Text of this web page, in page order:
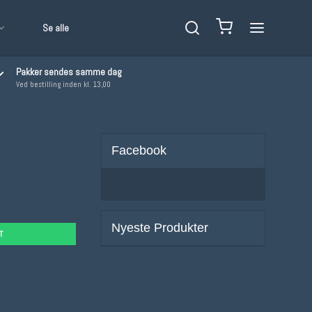
Se alle
Pakker sendes samme dag
Ved bestilling inden kl. 13,00
Facebook
Nyeste Produkter